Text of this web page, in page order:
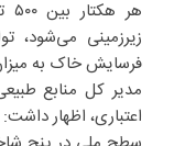
فرسایش خاک به میزان ۴ تا ۵ تن در هکتار جلوگیری
مدیر کل منابع
اعتباری، اظهار داشت: